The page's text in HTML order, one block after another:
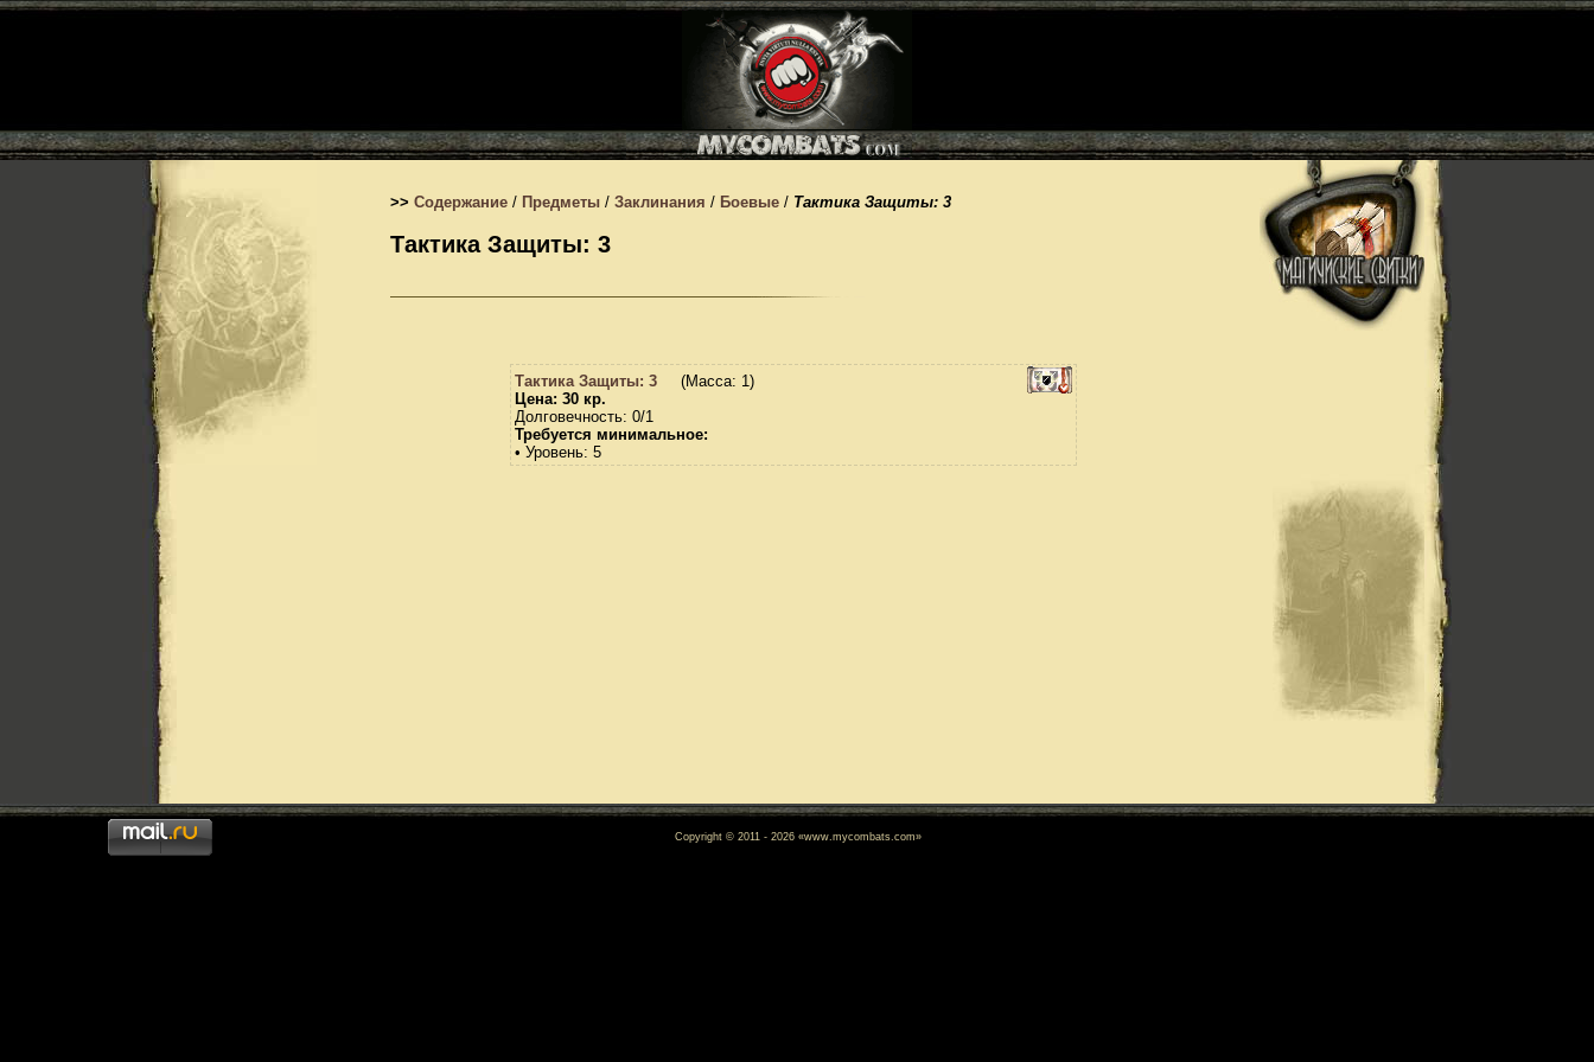
>> Содержание / Предметы / Заклинания / Боевые / Тактика Защиты: 3
Тактика Защиты: 3
Тактика Защиты: 3
(Масса: 1)
Цена: 30 кр.
Долговечность: 0/1
Требуется минимальное:
• Уровень: 5
Copyright © 2011 - 2026 «www.mycombats.com»